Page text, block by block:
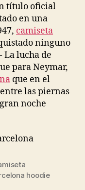
título oficial
en una
camiseta
ninguno
La lucha de
para Neymar,
que en el
las piernas
noche
hoodie